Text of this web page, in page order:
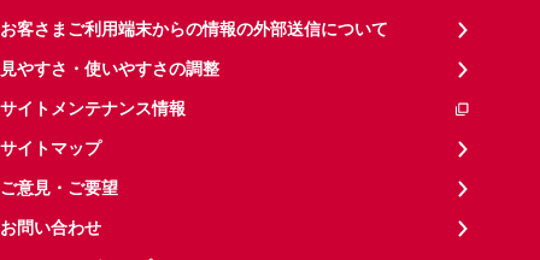
お客さまご利用端末からの情報の外部送信について
見やすさ・使いやすさの調整
サイトメンテナンス情報
サイトマップ
ご意見・ご要望
お問い合わせ